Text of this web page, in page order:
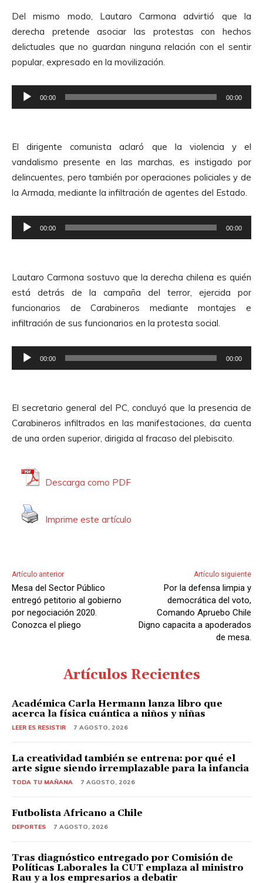
o
d
u
c
t
e
A
u
d
Del mismo modo, Lautaro Carmona advirtió que la
derecha pretende asociar las protestas con hechos
delictuales que no guardan ninguna relación con el sentir
popular, expresado en la movilización.
e
o
d
u
c
t
e
A
u
d
00:00 00:00
El dirigente comunista aclaró que la violencia y el
vandalismo presente en las marchas, es instigado por
delincuentes, pero también por operaciones policiales y de
la Armada, mediante la infiltración de agentes del Estado.
e
o
d
u
c
t
e
A
u
00:00 00:00
Lautaro Carmona sostuvo que la derecha chilena es quién
está detrás de la campaña del terror, ejercida por
funcionarios de Carabineros mediante montajes e
infiltración de sus funcionarios en la protesta social.
e
o
d
u
d
i
o
00:00 00:00
El secretario general del PC, concluyó que la presencia de
Carabineros infiltrados en las manifestaciones, da cuenta
de una orden superior, dirigida al fracaso del plebiscito.
Descarga como PDF
Imprime este artículo
Artículo anterior
Mesa del Sector Público
entregó petitorio al gobierno
por negociación 2020.
Conozca el pliego
Artículo siguiente
Por la defensa limpia y
democrática del voto,
Comando Apruebo Chile
Digno capacita a apoderados
de mesa.
Artículos Recientes
Académica Carla Hermann lanza libro que
acerca la física cuántica a niños y niñas
LEER ES RESISTIR 7 AGOSTO, 2026
La creatividad también se entrena: por qué el
arte sigue siendo irremplazable para la infancia
TODA TU MAÑANA 7 AGOSTO, 2026
Futbolista Africano a Chile
DEPORTES 7 AGOSTO, 2026
Tras diagnóstico entregado por Comisión de
Políticas Laborales la CUT emplaza al ministro
Rau y a los empresarios a debatir